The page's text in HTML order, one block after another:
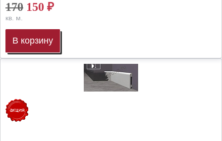
170 150 ₽
кв. м.
В корзину